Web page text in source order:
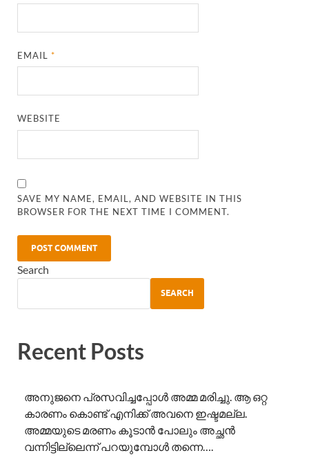
EMAIL*
WEBSITE
SAVE MY NAME, EMAIL, AND WEBSITE IN THIS
BROWSER FOR THE NEXT TIME I COMMENT.
Search
SEARCH
Recent Posts
അനുജനെ പ്രസവിച്ചപ്പോൾ അമ്മ മരിച്ചു. ആ ഒറ്റ
കാരണം കൊണ്ട് എനിക്ക് അവനെ ഇഷ്ടമല്ല.
അമ്മയുടെ മരണം കൂടാൻ പോലും അച്ഛൻ
വന്നിട്ടില്ലെന്ന് പറയുമ്പോൾ തന്നെ….